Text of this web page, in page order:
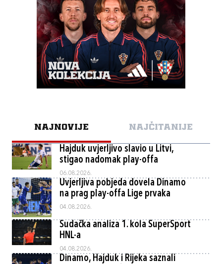
NAJNOVIJE NAJČITANIJE
Hajduk uvjerljivo slavio u Litvi,
stigao nadomak play-offa
06.08.2026.
Uvjerljiva pobjeda dovela Dinamo
na prag play-offa Lige prvaka
04.08.2026.
Sudačka analiza 1. kola SuperSport
HNL-a
04.08.2026.
Dinamo, Hajduk i Rijeka saznali